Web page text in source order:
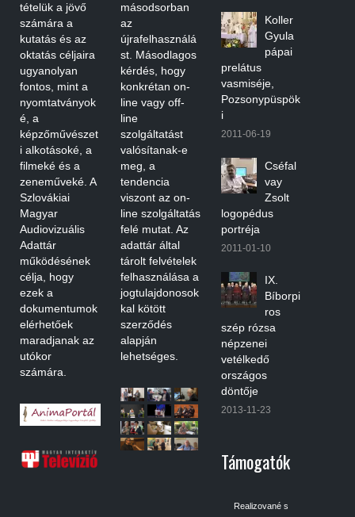
tételük a jövő
számára a
kutatás és az
oktatás céljaira
ugyanolyan
fontos, mint a
nyomtatványok
é, a
képzőművészet
i alkotásoké, a
filmeké és a
zeneműveké. A
Szlovákiai
Magyar
Audiovizuális
Adattár
működésének
célja, hogy
ezek a
dokumentumok
elérhetőek
maradjanak az
utókor
számára.
másodsorban
az
újrafelhasználá
st. Másodlagos
kérdés, hogy
konkrétan on-
line vagy off-
line
szolgáltatást
valósítanak-e
meg, a
tendencia
viszont az on-
line szolgáltatás
felé mutat. Az
adattár által
tárolt felvételek
felhasználása a
jogtulajdonosok
kal kötött
szerződés
alapján
lehetséges.
Koller
Gyula
pápai
prelátus
vasmiséje,
Pozsonypüspök
i
2011-06-19
Cséfal
vay
Zsolt
logopédus
portréja
2011-01-10
IX.
Bíborpi
ros
szép rózsa
népzenei
vetélkedő
országos
döntője
2013-11-23
Támogatók
Realizované s